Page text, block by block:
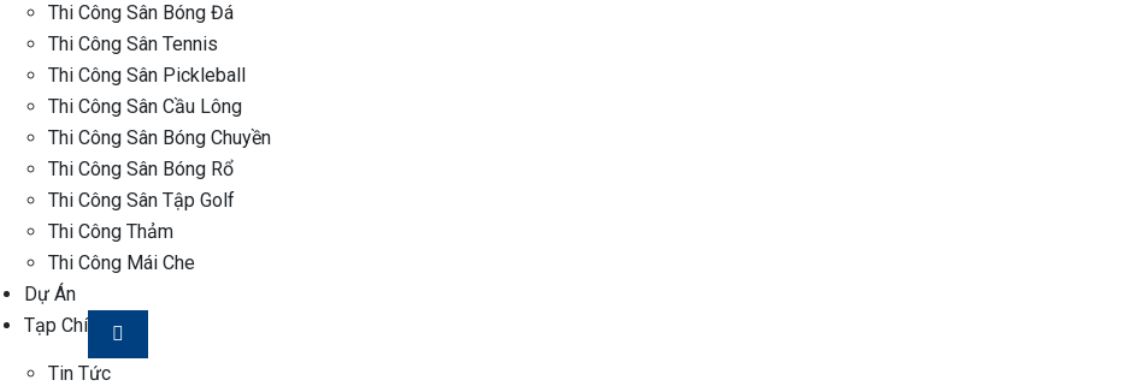
Thi Công Sân Bóng Đá
Thi Công Sân Tennis
Thi Công Sân Pickleball
Thi Công Sân Cầu Lông
Thi Công Sân Bóng Chuyền
Thi Công Sân Bóng Rổ
Thi Công Sân Tập Golf
Thi Công Thảm
Thi Công Mái Che
Dự Án
Tạp Chí
Tin Tức